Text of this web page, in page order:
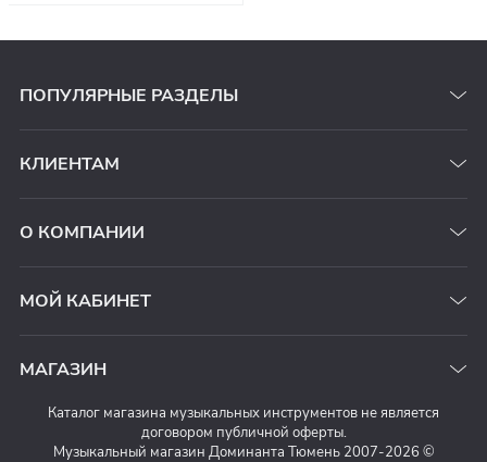
ПОПУЛЯРНЫЕ РАЗДЕЛЫ
КЛИЕНТАМ
О КОМПАНИИ
МОЙ КАБИНЕТ
МАГАЗИН
Каталог магазина музыкальных инструментов не является
договором публичной оферты.
Музыкальный магазин Доминанта Тюмень 2007-2026 ©